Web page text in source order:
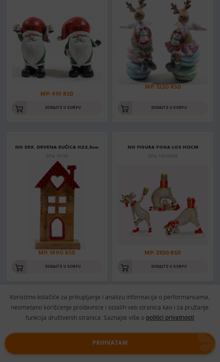
MP: 410 RSD
DODAJTE U KORPU
MP: 1220 RSD
DODAJTE U KORPU
NG DEK. DRVENA KUĆICA H22,5cm
Šifra: 79100
MP: 1990 RSD
DODAJTE U KORPU
NG FIGURA YOGA LOS H13CM
Šifra: 10043560
MP: 2100 RSD
DODAJTE U KORPU
NG FIGURICA DEDA M. NA SANKAMA
NG FIGURA IRVAS SA DUGMIĆIMA
Šifra: 456837
Koristimo kolačiće za prikupljanje i analizu informacija o performansama,
neometano korišćenje prodavnice i ostalih veb stranica kao i za pružanje
funkcija društvenih stranica. Saznajte više o politici privatnosti
PRIHVATAM